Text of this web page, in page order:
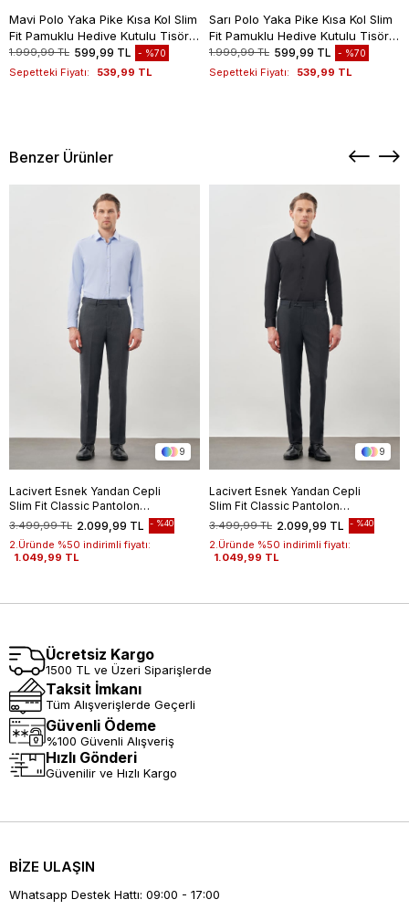
Mavi Polo Yaka Pike Kısa Kol Slim
Fit Pamuklu Hediye Kutulu Tişört
1011260169
1.999,99 TL 599,99 TL %70
Sepetteki Fiyatı: 539,99 TL
Sarı Polo Yaka Pike Kısa Kol Slim
Fit Pamuklu Hediye Kutulu Tişört
1011260169
1.999,99 TL 599,99 TL %70
Sepetteki Fiyatı: 539,99 TL
Benzer Ürünler
9
Lacivert Esnek Yandan Cepli
Slim Fit Classic Pantolon
1003245209 2.099,99 TL
3.499,99 TL %40
2.Üründe %50 indirimli fiyatı:
1.049,99 TL
9
Lacivert Esnek Yandan Cepli
Slim Fit Classic Pantolon
1003245209 2.099,99 TL
3.499,99 TL %40
2.Üründe %50 indirimli fiyatı:
1.049,99 TL
Ücretsiz Kargo
1500 TL ve Üzeri Siparişlerde
Taksit İmkanı
Tüm Alışverişlerde Geçerli
Güvenli Ödeme
%100 Güvenli Alışveriş
Hızlı Gönderi
Güvenilir ve Hızlı Kargo
BİZE ULAŞIN
Whatsapp Destek Hattı: 09:00 - 17:00